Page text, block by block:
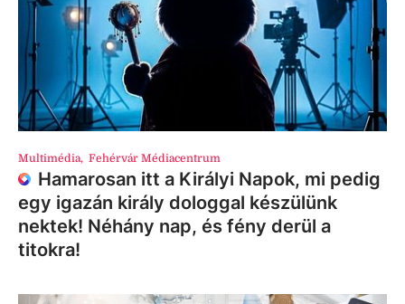
Multimédia, Fehérvár Médiacentrum
Hamarosan itt a Királyi Napok, mi pedig
egy igazán király dologgal készülünk
nektek! Néhány nap, és fény derül a
titokra!